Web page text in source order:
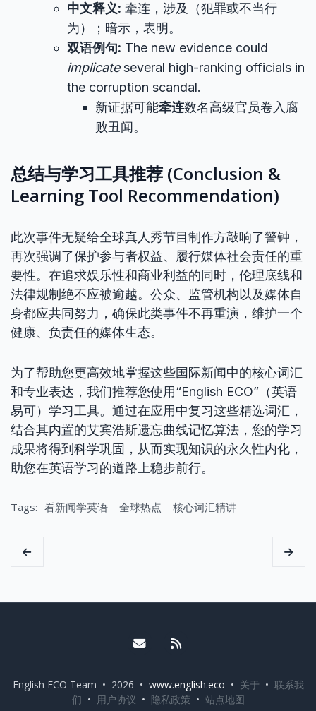
中文释义: 牵连，涉及（犯罪或不当行
为）；暗示，表明。
双语例句: The new evidence could
implicateseveral high-ranking officials in
the corruption scandal.
新证据可能牵连数名高级官员卷入腐
败丑闻。
总结与学习工具推荐 (Conclusion &
Learning Tool Recommendation)
此次事件无疑给全球真人秀节目制作方敲响了警钟，
再次强调了保护参与者权益、履行媒体社会责任的重
要性。在追求娱乐性和商业利益的同时，伦理底线和
法律规制绝不应被逾越。公众、监管机构以及媒体自
身都应共同努力，确保此类事件不再重演，维护一个
健康、负责任的媒体生态。
为了帮助您更高效地掌握这些国际新闻中的核心词汇
和专业表达，我们推荐您使用“English ECO”（英语
易可）学习工具。通过在应用中复习这些精选词汇，
结合其内置的艾宾浩斯遗忘曲线记忆算法，您的学习
成果将得到科学巩固，从而实现知识的永久性内化，
助您在英语学习的道路上稳步前行。
Tags: 看新闻学英语 全球热点 核心词汇精讲
Email me
English ECO Team • 2026 • www.english.eco • 关于 • 联系我
们 • 用户协议 • 隐私政策 • 站点地图